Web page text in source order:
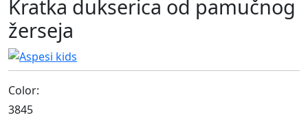
Kratka dukserica od pamučnog
žerseja
Color:
3845